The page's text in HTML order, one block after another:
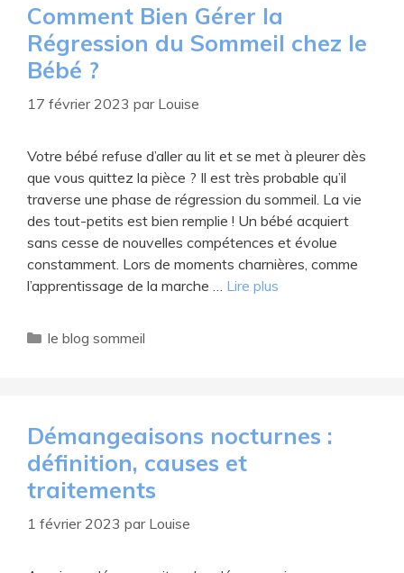
y
d
e
o
Comment Bien Gérer la
Régression du Sommeil chez le
Bébé ?
17 février 2023 par Louise
Votre bébé refuse d’aller au lit et se met à pleurer dès
que vous quittez la pièce ? Il est très probable qu’il
traverse une phase de régression du sommeil. La vie
des tout-petits est bien remplie ! Un bébé acquiert
sans cesse de nouvelles compétences et évolue
constamment. Lors de moments charnières, comme
l’apprentissage de la marche … Lire plus
Catégories
le blog sommeil
Démangeaisons nocturnes :
définition, causes et
traitements
1 février 2023 par Louise